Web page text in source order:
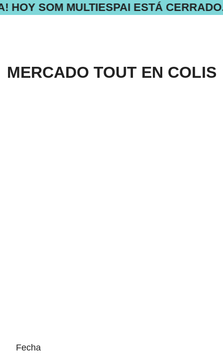
HOY SOM MULTIESPAI ESTÁ
MERCADO TOUT EN COLIS
Fecha